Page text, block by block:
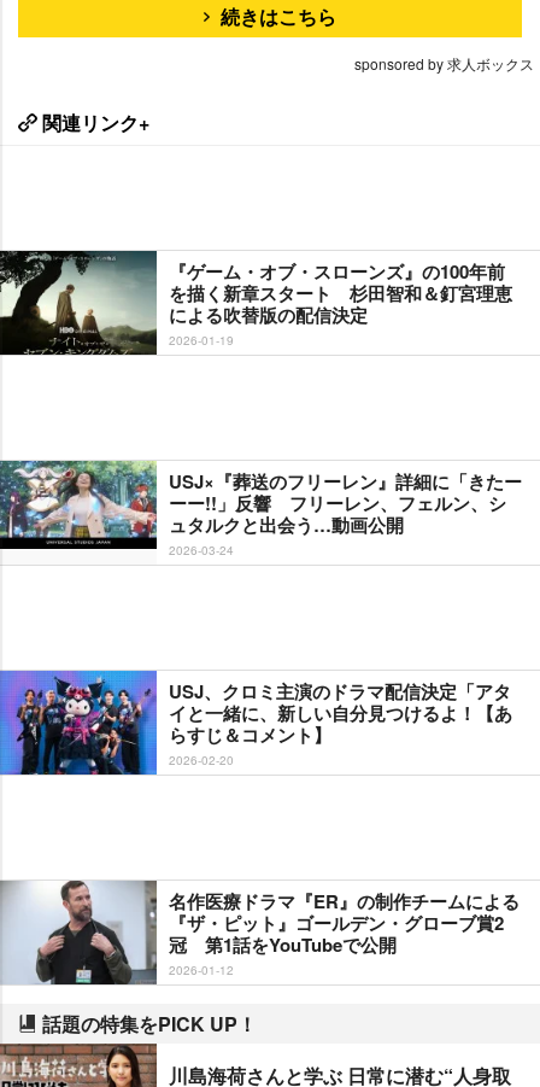
続きはこちら
sponsored by 求人ボックス
関連リンク+
『ゲーム・オブ・スローンズ』の100年前
を描く新章スタート 杉田智和＆釘宮理恵
による吹替版の配信決定
2026-01-19
USJ×『葬送のフリーレン』詳細に「きたー
ーー!!」反響 フリーレン、フェルン、シ
ュタルクと出会う…動画公開
2026-03-24
USJ、クロミ主演のドラマ配信決定「アタ
イと一緒に、新しい自分見つけるよ！【あ
らすじ＆コメント】
2026-02-20
名作医療ドラマ『ER』の制作チームによる
『ザ・ピット』ゴールデン・グローブ賞2
冠 第1話をYouTubeで公開
2026-01-12
話題の特集をPICK UP！
川島海荷さんと学ぶ 日常に潜む“人身取